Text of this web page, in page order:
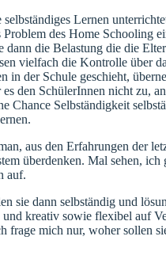
Lernen
Problem des Home Schooling
dann die Belastung die die
vielfach die Kontrolle über
in der Schule geschieht,
den SchülerInnen nicht zu,
Chance Selbständigkeit
aus den Erfahrungen der
überdenken. Mal sehen, ich
auf.
sie dann selbständig und
kreativ sowie flexibel auf
frage mich nur, woher sollen